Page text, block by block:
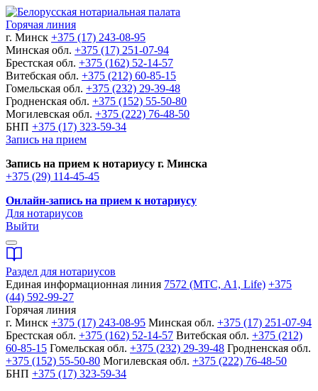
Горячая линия
г. Минск +375 (17) 243-08-95
Минская обл. +375 (17) 251-07-94
Брестская обл. +375 (162) 52-14-57
Витебская обл. +375 (212) 60-85-15
Гомельская обл. +375 (232) 29-39-48
Гродненская обл. +375 (152) 55-50-80
Могилевская обл. +375 (222) 76-48-50
БНП +375 (17) 323-59-34
Запись на прием
Запись на прием к нотариусу г. Минска
+375 (29) 114-45-45
Онлайн-запись на прием к нотариусу
Для нотариусов
Выйти
Раздел для нотариусов
Единая информационная линия 7572 (МТС, A1, Life) +375
(44) 592-99-27
Горячая линия
г. Минск +375 (17) 243-08-95 Минская обл. +375 (17) 251-07-94
Брестская обл. +375 (162) 52-14-57 Витебская обл. +375 (212)
60-85-15 Гомельская обл. +375 (232) 29-39-48 Гродненская обл.
+375 (152) 55-50-80 Могилевская обл. +375 (222) 76-48-50
БНП +375 (17) 323-59-34